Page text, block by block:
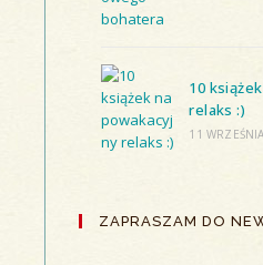
10
relaks :)
11
ZAPRASZAM DO